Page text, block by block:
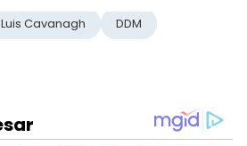
Luis Cavanagh DDM